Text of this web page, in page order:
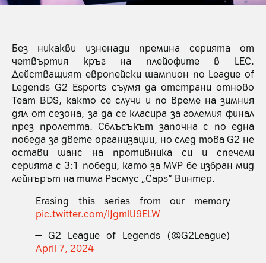
Без никакви изненади премина серията от
четвъртия кръг на плейофите в LEC.
Действащият европейски шампион по League of
Legends G2 Esports съумя да отстрани отново
Team BDS, както се случи и по време на зимния
дял от сезона, за да се класира за големия финал
през пролетта. Сблъсъкът започна с по една
победа за двете организации, но след това G2 не
остави шанс на противника си и спечели
серията с 3:1 победи, като за MVP бе избран мид
лейнърът на тима Расмус „Caps“ Винтер.
Erasing this series from our memory
pic.twitter.com/IJgmlU9ELW
— G2 League of Legends (@G2League)
April 7, 2024